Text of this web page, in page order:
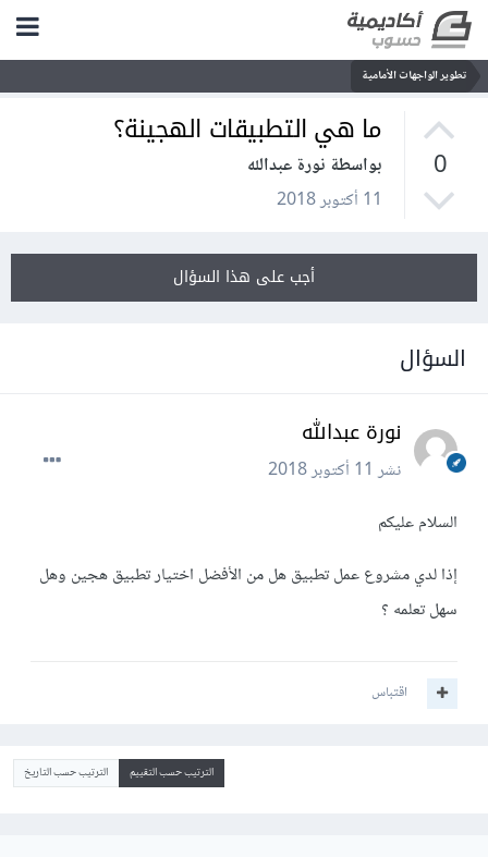
تطوير الواجهات الأمامية
0
ما هي التطبيقات الهجينة؟
بواسطة نورة عبدالله
11 أكتوبر 2018
أجب على هذا السؤال
السؤال
نورة عبدالله
نشر11 أكتوبر 2018
السلام عليكم
إذا لدي مشروع عمل تطبيق هل من الأفضل اختيار تطبيق هجين وهل
سهل تعلمه ؟
اقتباس
الترتيب حسب التقييم الترتيب حسب التاريخ